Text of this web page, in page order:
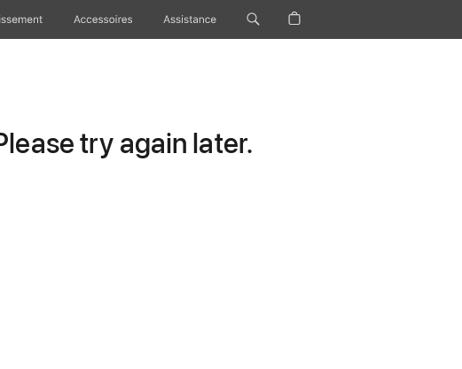
Accessoires Assistance
try again later.